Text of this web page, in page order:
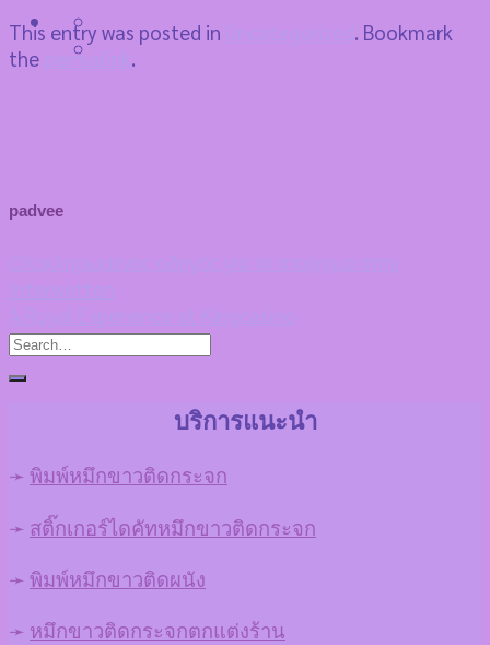
This entry was posted in
. Bookmark
the
permalink .
padvee
บริการแนะนำ
➛ พิมพ์หมึกขาวติดกระจก
➛ สติ๊กเกอร์ไดคัทหมึกขาวติดกระจก
➛ พิมพ์หมึกขาวติดผนัง
➛ หมึกขาวติดกระจกตกแต่งร้าน